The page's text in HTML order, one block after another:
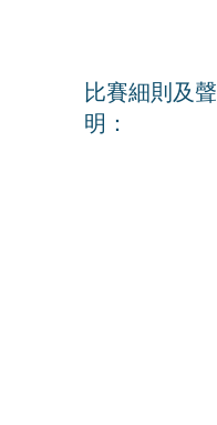
比賽細則及聲
明：